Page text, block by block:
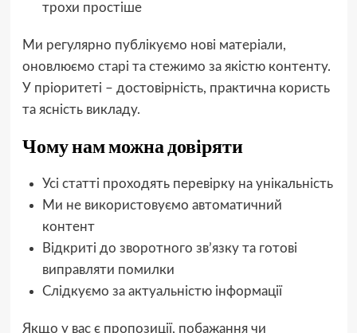
трохи простіше
Ми регулярно публікуємо нові матеріали,
оновлюємо старі та стежимо за якістю контенту.
У пріоритеті – достовірність, практична користь
та ясність викладу.
Чому нам можна довіряти
Усі статті проходять перевірку на унікальність
Ми не використовуємо автоматичний
контент
Відкриті до зворотного зв’язку та готові
виправляти помилки
Слідкуємо за актуальністю інформації
Якщо у вас є пропозиції, побажання чи